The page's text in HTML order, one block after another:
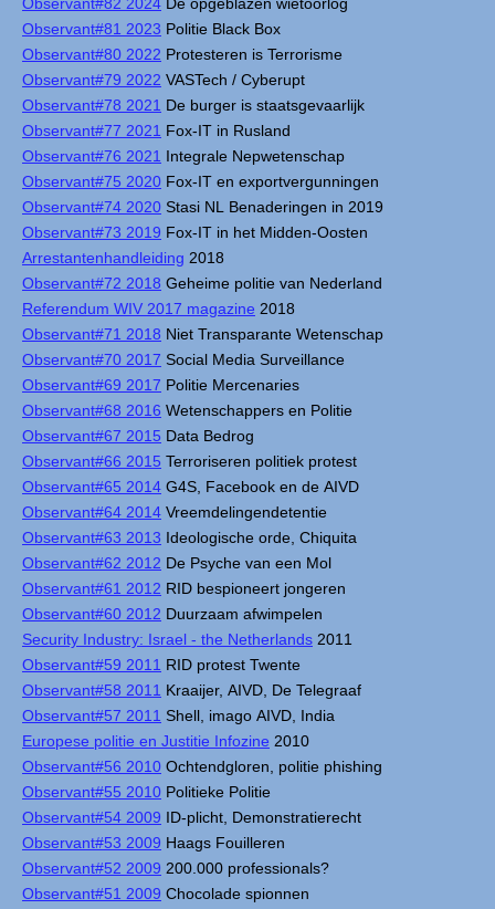
Observant#81 2023 Politie Black Box
Observant#80 2022 Protesteren is Terrorisme
Observant#79 2022 VASTech / Cyberupt
Observant#78 2021 De burger is staatsgevaarlijk
Observant#77 2021 Fox-IT in Rusland
Observant#76 2021 Integrale Nepwetenschap
Observant#75 2020 Fox-IT en exportvergunningen
Observant#74 2020 Stasi NL Benaderingen in 2019
Observant#73 2019 Fox-IT in het Midden-Oosten
Arrestantenhandleiding 2018
Observant#72 2018 Geheime politie van Nederland
Referendum WIV 2017 magazine 2018
Observant#71 2018 Niet Transparante Wetenschap
Observant#70 2017 Social Media Surveillance
Observant#69 2017 Politie Mercenaries
Observant#68 2016 Wetenschappers en Politie
Observant#67 2015 Data Bedrog
Observant#66 2015 Terroriseren politiek protest
Observant#65 2014 G4S, Facebook en de AIVD
Observant#64 2014 Vreemdelingendetentie
Observant#63 2013 Ideologische orde, Chiquita
Observant#62 2012 De Psyche van een Mol
Observant#61 2012 RID bespioneert jongeren
Observant#60 2012 Duurzaam afwimpelen
Security Industry: Israel - the Netherlands 2011
Observant#59 2011 RID protest Twente
Observant#58 2011 Kraaijer, AIVD, De Telegraaf
Observant#57 2011 Shell, imago AIVD, India
Europese politie en Justitie Infozine 2010
Observant#56 2010 Ochtendgloren, politie phishing
Observant#55 2010 Politieke Politie
Observant#54 2009 ID-plicht, Demonstratierecht
Observant#53 2009 Haags Fouilleren
Observant#52 2009 200.000 professionals?
Observant#51 2009 Chocolade spionnen